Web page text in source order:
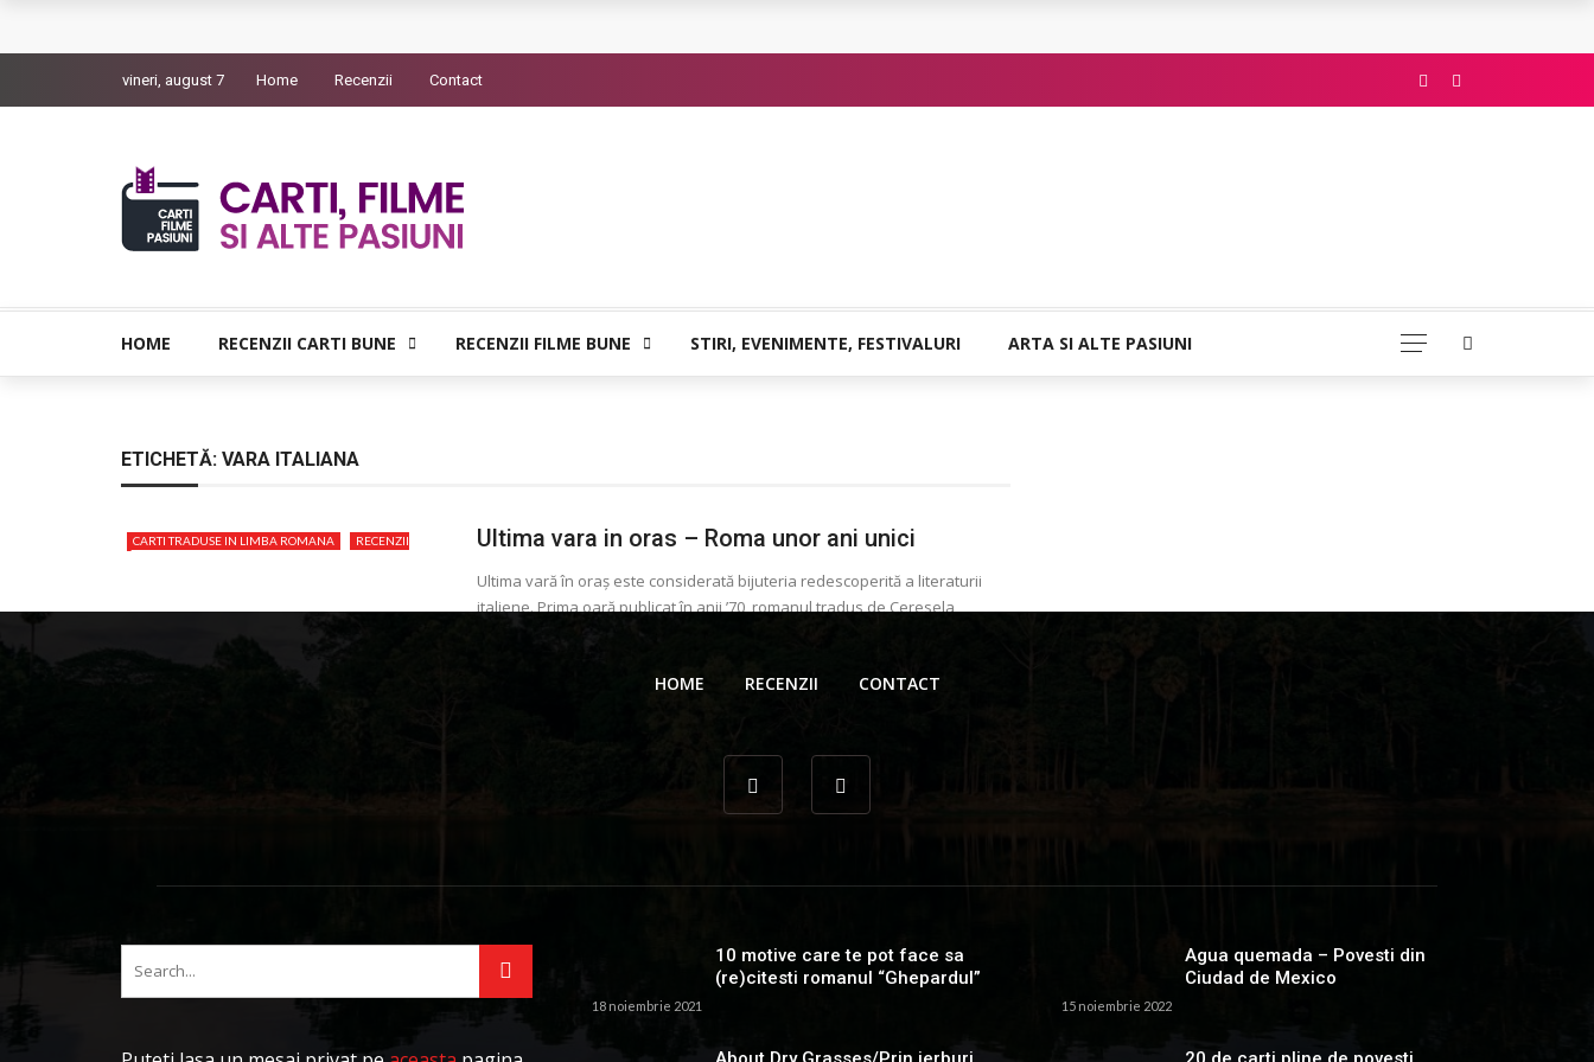
The Man Who Sold Air in the Holy Land – Generatia care poate vindeca
Bolla – O iubire interzisa din Pristina
Luati-ma drept un vis. Povestiri in K. minor – Dor de Kafka
vineri, august 7 Home Recenzii Contact
HOME RECENZII CARTI BUNE RECENZII FILME BUNE STIRI, EVENIMENTE, FESTIVALURI ARTA SI ALTE PASIUNI
ETICHETĂ: VARA ITALIANA
CARTI TRADUSE IN LIMBA ROMANA
RECENZII
Ultima vara in oras – Roma unor ani unici
Ultima vară în oraș este considerată bijuteria redescoperită a literaturii
italiene. Prima oară publicat în anii ’70, romanul tradus de Ceresela
29 iunie 2024HOME RECENZII CONTACT
10 motive care te pot face sa
(re)citesti romanul “Ghepardul”
18 noiembrie 2021
Agua quemada – Povesti din
Ciudad de Mexico
15 noiembrie 2022